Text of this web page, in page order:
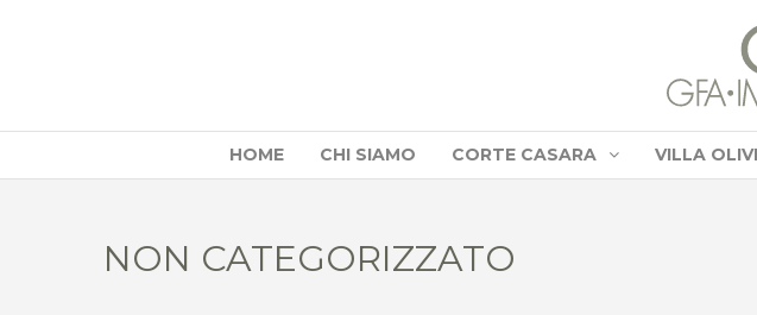
HOME CHI SIAMO CORTE CASARA VILLA
NON CATEGORIZZATO